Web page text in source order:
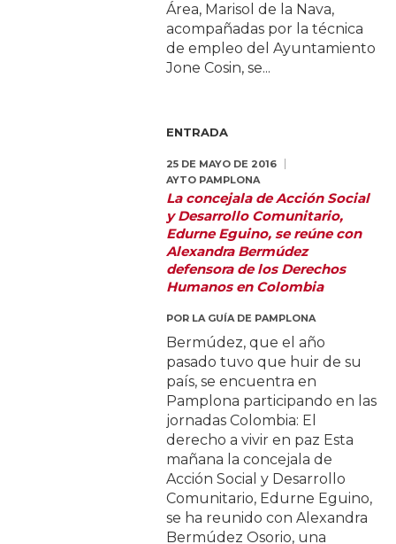
Área, Marisol de la Nava,
acompañadas por la técnica
de empleo del Ayuntamiento
Jone Cosin, se...
ENTRADA
25 DE MAYO DE 2016
AYTO PAMPLONA
La concejala de Acción Social
y Desarrollo Comunitario,
Edurne Eguino, se reúne con
Alexandra Bermúdez
defensora de los Derechos
Humanos en Colombia
POR LA GUÍA DE PAMPLONA
Bermúdez, que el año
pasado tuvo que huir de su
país, se encuentra en
Pamplona participando en las
jornadas Colombia: El
derecho a vivir en paz Esta
mañana la concejala de
Acción Social y Desarrollo
Comunitario, Edurne Eguino,
se ha reunido con Alexandra
Bermúdez Osorio, una